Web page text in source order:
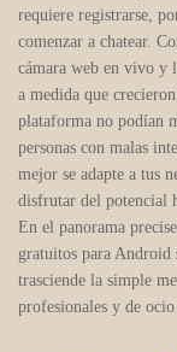
requiere registrarse,
comenzar a chatear.
cámara web en vivo y
a medida que
plataforma no podían
personas con malas
mejor se adapte a tus
disfrutar del potencial
En el panorama
gratuitos para Android
trasciende la simple
profesionales y de